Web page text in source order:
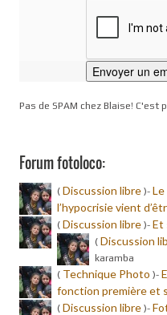
Pas de SPAM chez Blaise! C'est
Forum fotoloco:
( Discussion libre )- Le
l’hypocrisie vient
( Discussion libre )- Et
( Discussion
karamba
( Technique Photo )-
fonction première et
( Discussion libre )-